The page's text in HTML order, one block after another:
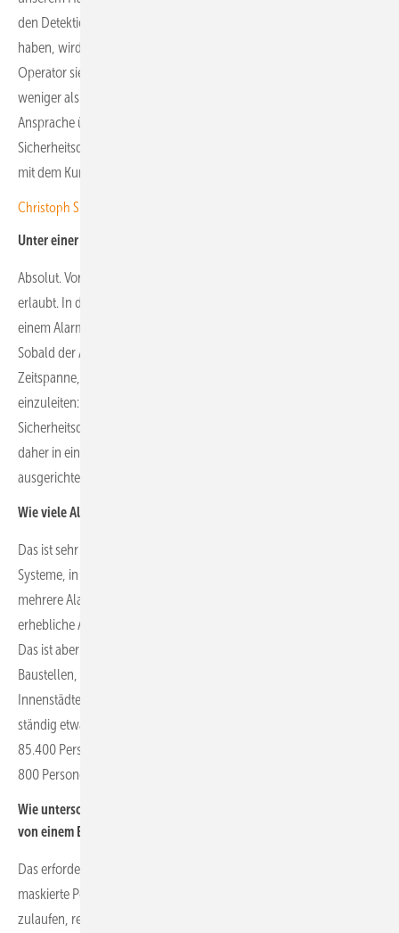
den Detektionsbereich betritt, den wir mit dem Kunden festgelegt
haben, wird ein kurzer Alarmclip in die Leitstelle gespielt. Unser
Operator sieht das. Er bewertet die Situation und leitet innerhalb von
weniger als einer Minute den nächsten Schritt ein – eine persönliche
Ansprache über den Lautsprecher am Turm, einen Anruf beim
Sicherheitsdienst oder bei der Polizei. Je nachdem, was individuell
mit dem Kunden vereinbart ist.
Christoph Siegle von Bauwatch: „Wir überlassen nichts dem Zufall“
Unter einer Minute – das ist ein enormer Druck auf die Operatoren?
Absolut. Vor allem in den Abendstunden. Da ist keine Ablenkung
erlaubt. In der Leitstelle gelten deshalb sehr klare Abläufe, denn bei
einem Alarm geht es um Sekunden und oft um enorme Werte.
Sobald der Alarm eingeht, hat das Team nur eine sehr kurze
Zeitspanne, um die Situation zu bewerten und die nächsten Schritte
einzuleiten: Ansprache über Lautsprecher, Alarmierung von
Sicherheitsdienst, Kontakt mit der Polizei. Die Operatoren arbeiten
daher in einer Umgebung, die vollständig auf die Alarmbearbeitung
ausgerichtet ist und maximale Aufmerksamkeit sicherstellt.
Wie viele Alarme laufen denn in der Leitstelle auf?
Das ist sehr unterschiedlich. Europaweit betrieben wir aktuell 13.800
Systeme, in Deutschland rund 6.500. Pro Anlage gehen pro Tag
mehrere Alarme ein – in der Summe ergibt sich daraus eine
erhebliche Anzahl an Vorfällen, die wir rund um die Uhr bearbeiten.
Das ist aber der Durchschnitt. Denn wir überwachen auch viele
Baustellen, auf denen nicht viel passiert. Aber gerade Baustellen in
Innenstädten sind Hochrisikogebiete. Dort passiert eigentlich
ständig etwas. Allein im Jahr 2025 wurden in Deutschland über
85.400 Personen von überwachten Arealen vertrieben und mehr als
800 Personen durch die Polizei festgenommen.
Wie unterscheiden die Operatoren einen harmlosen Spaziergänger
von einem Einbrecher?
Das erfordert Fingerspitzengefühl. Wenn wir sehen, dass drei
maskierte Personen mit einer Brechstange auf einen Container
zulaufen, reagieren wir natürlich anders, als wenn jemand mit Hund